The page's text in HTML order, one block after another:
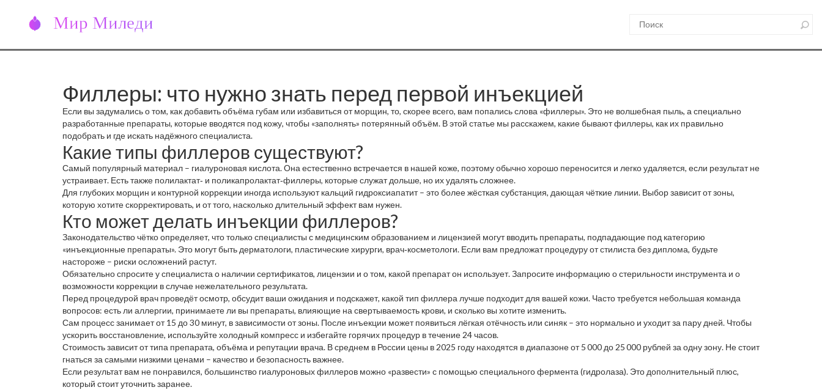
Филлеры: что нужно знать перед первой инъекцией
Если вы задумались о том, как добавить объёма губам или избавиться от морщин, то, скорее всего, вам попались слова «филлеры». Это не волшебная пыль, а специально
разработанные препараты, которые вводятся под кожу, чтобы «заполнять» потерянный объём. В этой статье мы расскажем, какие бывают филлеры, как их правильно
подобрать и где искать надёжного специалиста.
Какие типы филлеров существуют?
Самый популярный материал – гиалуроновая кислота. Она естественно встречается в нашей коже, поэтому обычно хорошо переносится и легко удаляется, если результат не
устраивает. Есть также полилактат‑ и поликапролактат‑филлеры, которые служат дольше, но их удалять сложнее.
Для глубоких морщин и контурной коррекции иногда используют кальций гидроксиапатит – это более жёсткая субстанция, дающая чёткие линии. Выбор зависит от зоны,
которую хотите скорректировать, и от того, насколько длительный эффект вам нужен.
Кто может делать инъекции филлеров?
Законодательство чётко определяет, что только специалисты с медицинским образованием и лицензией могут вводить препараты, подпадающие под категорию
«инъекционные препараты». Это могут быть дерматологи, пластические хирурги, врач‑косметологи. Если вам предложат процедуру от стилиста без диплома, будьте
настороже – риски осложнений растут.
Обязательно спросите у специалиста о наличии сертификатов, лицензии и о том, какой препарат он использует. Запросите информацию о стерильности инструмента и о
возможности коррекции в случае нежелательного результата.
Перед процедурой врач проведёт осмотр, обсудит ваши ожидания и подскажет, какой тип филлера лучше подходит для вашей кожи. Часто требуется небольшая команда
вопросов: есть ли аллергии, принимаете ли вы препараты, влияющие на свертываемость крови, и сколько вы хотите изменить.
Сам процесс занимает от 15 до 30 минут, в зависимости от зоны. После инъекции может появиться лёгкая отёчность или синяк – это нормально и уходит за пару дней. Чтобы
ускорить восстановление, используйте холодный компресс и избегайте горячих процедур в течение 24 часов.
Стоимость зависит от типа препарата, объёма и репутации врача. В среднем в России цены в 2025 году находятся в диапазоне от 5 000 до 25 000 рублей за одну зону. Не стоит
гнаться за самыми низкими ценами – качество и безопасность важнее.
Если результат вам не понравился, большинство гиалуроновых филлеров можно «развести» с помощью специального фермента (гидролаза). Это дополнительный плюс,
который стоит уточнить заранее.